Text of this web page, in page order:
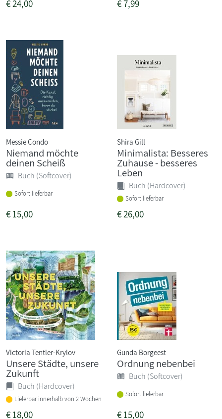
€24,00 €7,99
Messie Condo
Niemand möchte
deinen Scheiß
Buch (Softcover)
Sofort lieferbar
€15,00
Shira Gill
Minimalista: Besseres
Zuhause - besseres
Leben
Buch (Hardcover)
Sofort lieferbar
€26,00
Victoria Tentler-Krylov
Unsere Städte, unsere
Zukunft
Buch (Hardcover)
Lieferbar innerhalb von 2 Wochen
€18,00
Gunda Borgeest
Ordnung nebenbei
Buch (Softcover)
Sofort lieferbar
€15,00